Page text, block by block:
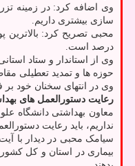
وی اضافه کرد: در زمینه
سازی بیشتری داریم.
درصد است.
وی از استاندار و ستاد
حوزه ها و تمدید تعطیلی
وی در انتهای سخنان خود بر
رعایت دستورالعمل های
معاون بهداشتی دانشگاه
نداریم، باید رعایت
سیامک محبی در دیدار با
بیماری در استان و کل